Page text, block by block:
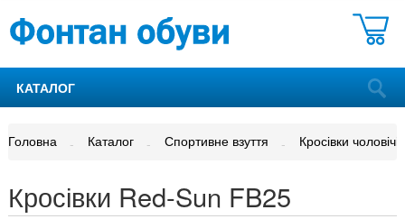
КАТАЛОГ
Головна Каталог Спортивне взуття Кросівки чоловічі
Кросівки Red-Sun FB25